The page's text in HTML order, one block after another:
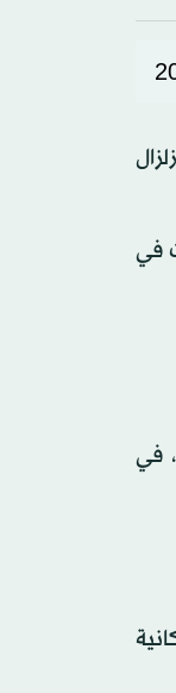
زلزال
في
في